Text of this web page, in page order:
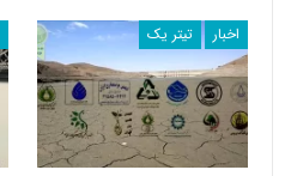
اخبار تیتر یک